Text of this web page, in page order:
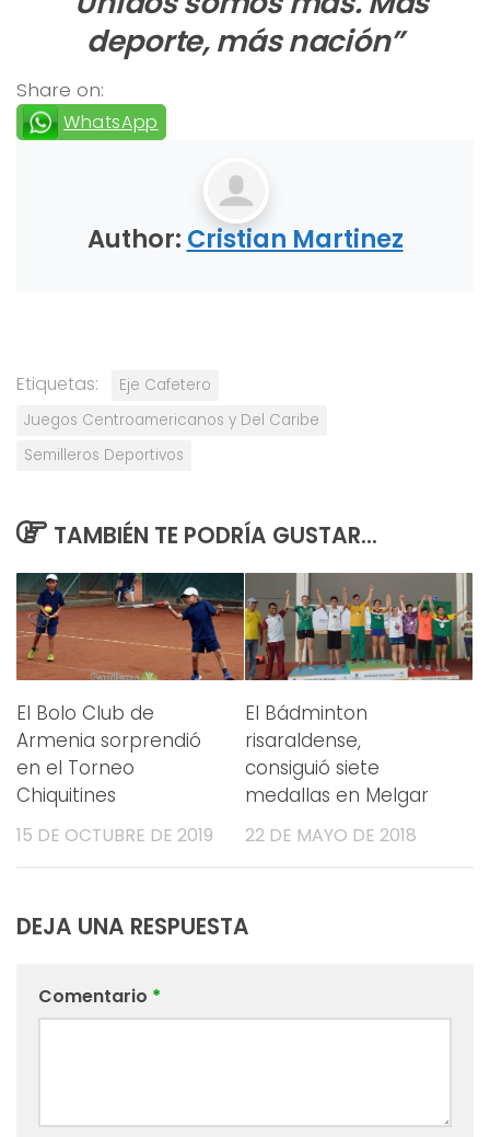
deporte, más nación”
Share on:
WhatsApp
Author: Cristian Martinez
Etiquetas:
Eje Cafetero
Juegos Centroamericanos y Del Caribe
Semilleros Deportivos
TAMBIÉN TE PODRÍA GUSTAR...
El Bolo Club de
Armenia sorprendió
en el Torneo
Chiquitines
15 DE OCTUBRE DE 2019
El Bádminton
risaraldense,
consiguió siete
medallas en Melgar
22 DE MAYO DE 2018
DEJA UNA RESPUESTA
Comentario *